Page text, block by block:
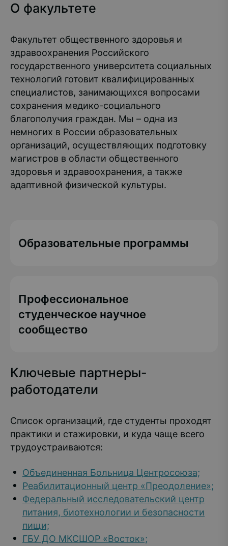
О факультете
Факультет общественного здоровья и
здравоохранения Российского
государственного университета социальных
технологий готовит квалифицированных
специалистов, занимающихся вопросами
сохранения медико-социального
благополучия граждан. Мы – одна из
немногих в России образовательных
организаций, осуществляющих подготовку
магистров в области общественного
здоровья и здравоохранения, а также
адаптивной физической культуры.
Образовательные программы
Профессиональное
студенческое научное
сообщество
Ключевые партнеры-
работодатели
Список организаций, где студенты проходят
практики и стажировки, и куда чаще всего
трудоустраиваются:
Объединенная Больница Центросоюза;
Реабилитационный центр «Преодоление»;
Федеральный исследовательский центр
питания, биотехнологии и безопасности
пищи;
ГБУ ДО МКСШОР «Восток»;